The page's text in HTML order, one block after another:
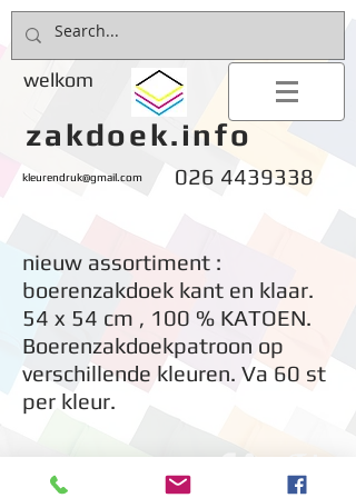
zakdoek.info
welkom
kleurendruk@gmail.com 026 4439338
nieuw assortiment :
boerenzakdoek kant en klaar.
54 x 54 cm , 100 % KATOEN.
Boerenzakdoekpatroon op
verschillende kleuren. Va 60 st
per kleur.